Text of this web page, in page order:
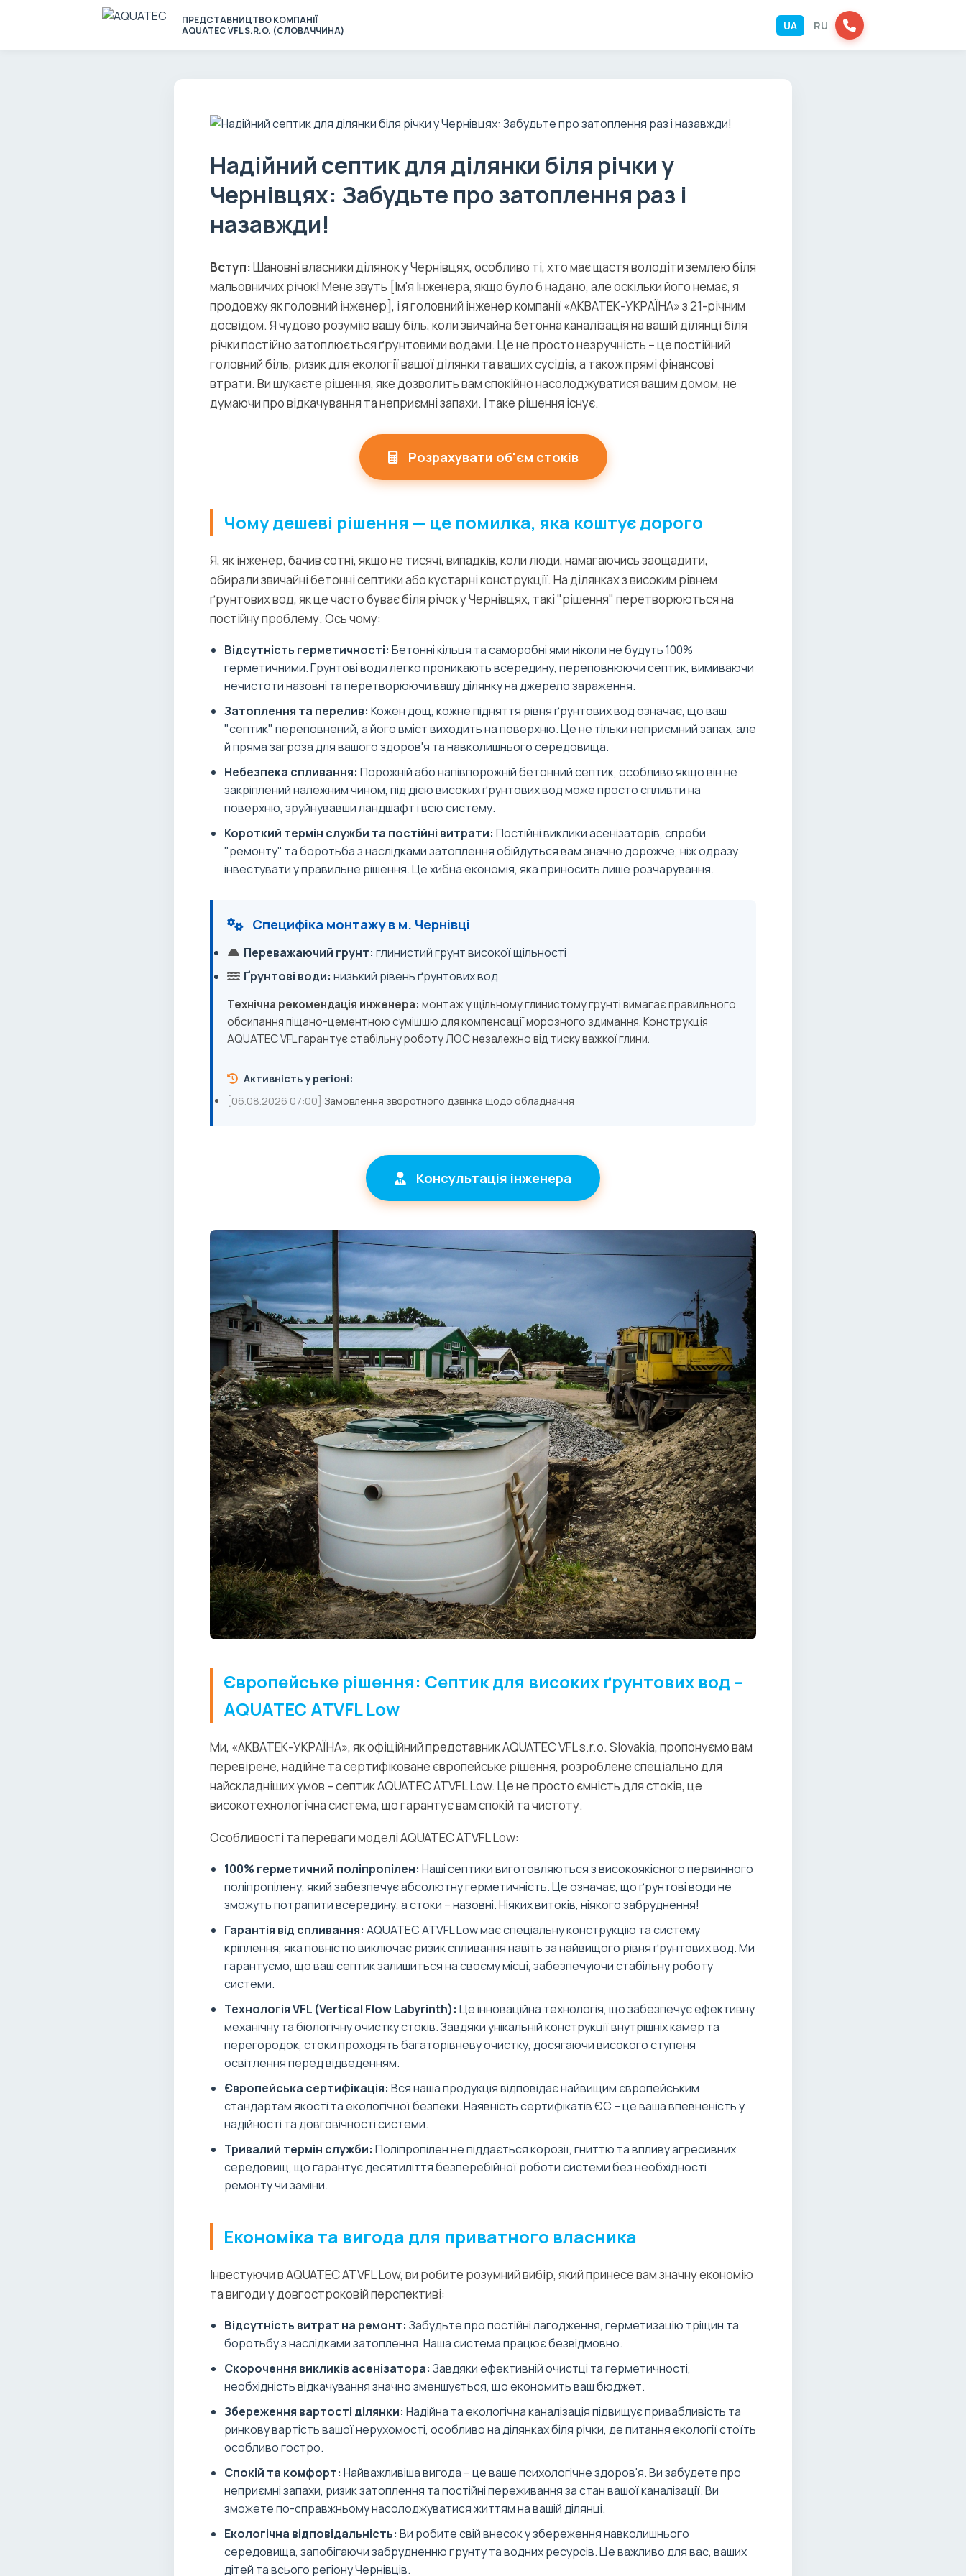
ПРЕДСТАВНИЦТВО КОМПАНІЇ
AQUATEC VFL S.R.O. (СЛОВАЧЧИНА)
UA RU
Надійний септик для ділянки біля річки у
Чернівцях: Забудьте про затоплення раз і
назавжди!
Вступ:Шановні власники ділянок у Чернівцях, особливо ті, хто має щастя володіти землею біля
мальовничих річок! Мене звуть [Ім'я Інженера, якщо було б надано, але оскільки його немає, я
продовжу як головний інженер], і я головний інженер компанії «АКВАТЕК-УКРАЇНА» з 21-річним
досвідом. Я чудово розумію вашу біль, коли звичайна бетонна каналізація на вашій ділянці біля
річки постійно затоплюється ґрунтовими водами. Це не просто незручність – це постійний
головний біль, ризик для екології вашої ділянки та ваших сусідів, а також прямі фінансові
втрати. Ви шукаєте рішення, яке дозволить вам спокійно насолоджуватися вашим домом, не
думаючи про відкачування та неприємні запахи. І таке рішення існує.
Розрахувати об'єм стоків
Чому дешеві рішення — це помилка, яка коштує дорого
Я, як інженер, бачив сотні, якщо не тисячі, випадків, коли люди, намагаючись заощадити,
обирали звичайні бетонні септики або кустарні конструкції. На ділянках з високим рівнем
ґрунтових вод, як це часто буває біля річок у Чернівцях, такі "рішення" перетворюються на
постійну проблему. Ось чому:
Відсутність герметичності: Бетонні кільця та саморобні ями ніколи не будуть 100%
герметичними. Ґрунтові води легко проникають всередину, переповнюючи септик, вимиваючи
нечистоти назовні та перетворюючи вашу ділянку на джерело зараження.
Затоплення та перелив: Кожен дощ, кожне підняття рівня ґрунтових вод означає, що ваш
"септик" переповнений, а його вміст виходить на поверхню. Це не тільки неприємний запах, але
й пряма загроза для вашого здоров'я та навколишнього середовища.
Небезпека спливання: Порожній або напівпорожній бетонний септик, особливо якщо він не
закріплений належним чином, під дією високих ґрунтових вод може просто спливти на
поверхню, зруйнувавши ландшафт і всю систему.
Короткий термін служби та постійні витрати: Постійні виклики асенізаторів, спроби
"ремонту" та боротьба з наслідками затоплення обійдуться вам значно дорожче, ніж одразу
інвестувати у правильне рішення. Це хибна економія, яка приносить лише розчарування.
Специфіка монтажу в м. Чернівці
Переважаючий грунт: глинистий грунт високої щільності
Ґрунтові води: низький рівень ґрунтових вод
Технічна рекомендація инженера: монтаж у щільному глинистому грунті вимагає правильного
обсипання піщано-цементною сумішшю для компенсації морозного здимання. Конструкція
AQUATEC VFL гарантує стабільну роботу ЛОС незалежно від тиску важкої глини.
Активність у регіоні:
[06.08.2026 07:00] Замовлення зворотного дзвінка щодо обладнання
Консультація інженера
Європейське рішення: Септик для високих ґрунтових вод –
AQUATEC ATVFL Low
Ми, «АКВАТЕК-УКРАЇНА», як офіційний представник AQUATEC VFL s.r.o. Slovakia, пропонуємо вам
перевірене, надійне та сертифіковане європейське рішення, розроблене спеціально для
найскладніших умов – септик AQUATEC ATVFL Low. Це не просто ємність для стоків, це
високотехнологічна система, що гарантує вам спокій та чистоту.
Особливості та переваги моделі AQUATEC ATVFL Low:
100% герметичний поліпропілен: Наші септики виготовляються з високоякісного первинного
поліпропілену, який забезпечує абсолютну герметичність. Це означає, що ґрунтові води не
зможуть потрапити всередину, а стоки – назовні. Ніяких витоків, ніякого забруднення!
Гарантія від спливання: AQUATEC ATVFL Low має спеціальну конструкцію та систему
кріплення, яка повністю виключає ризик спливання навіть за найвищого рівня ґрунтових вод. Ми
гарантуємо, що ваш септик залишиться на своєму місці, забезпечуючи стабільну роботу
системи.
Технологія VFL (Vertical Flow Labyrinth): Це інноваційна технологія, що забезпечує ефективну
механічну та біологічну очистку стоків. Завдяки унікальній конструкції внутрішніх камер та
перегородок, стоки проходять багаторівневу очистку, досягаючи високого ступеня
освітлення перед відведенням.
Європейська сертифікація: Вся наша продукція відповідає найвищим європейським
стандартам якості та екологічної безпеки. Наявність сертифікатів ЄС – це ваша впевненість у
надійності та довговічності системи.
Тривалий термін служби: Поліпропілен не піддається корозії, гниттю та впливу агресивних
середовищ, що гарантує десятиліття безперебійної роботи системи без необхідності
ремонту чи заміни.
Економіка та вигода для приватного власника
Інвестуючи в AQUATEC ATVFL Low, ви робите розумний вибір, який принесе вам значну економію
та вигоди у довгостроковій перспективі:
Відсутність витрат на ремонт: Забудьте про постійні лагодження, герметизацію тріщин та
боротьбу з наслідками затоплення. Наша система працює безвідмовно.
Скорочення викликів асенізатора: Завдяки ефективній очистці та герметичності,
необхідність відкачування значно зменшується, що економить ваш бюджет.
Збереження вартості ділянки: Надійна та екологічна каналізація підвищує привабливість та
ринкову вартість вашої нерухомості, особливо на ділянках біля річки, де питання екології стоїть
особливо гостро.
Спокій та комфорт: Найважливіша вигода – це ваше психологічне здоров'я. Ви забудете про
неприємні запахи, ризик затоплення та постійні переживання за стан вашої каналізації. Ви
зможете по-справжньому насолоджуватися життям на вашій ділянці.
Екологічна відповідальність: Ви робите свій внесок у збереження навколишнього
середовища, запобігаючи забрудненню ґрунту та водних ресурсів. Це важливо для вас, ваших
дітей та всього регіону Чернівців.